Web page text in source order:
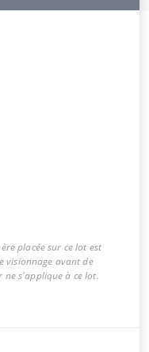
placée sur ce lot est
visionnage avant de
ne s'applique à ce lot.